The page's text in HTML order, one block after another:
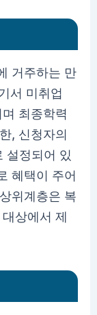
거주하는 만
서 미취업
최종학력
, 신청자의
설정되어 있
혜택이 주어
위계층은 복
상에서 제